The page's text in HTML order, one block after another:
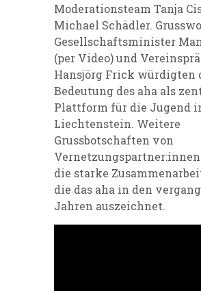
Moderationsteam Tanja
Michael Schädler.
Gesellschaftsminister
(per Video) und
Hansjörg Frick würdigten
Bedeutung des aha als
Plattform für die Jugend
Liechtenstein. Weitere
Grussbotschaften von
Vernetzungspartner:innen
die starke
die das aha in den
Jahren auszeichnet.